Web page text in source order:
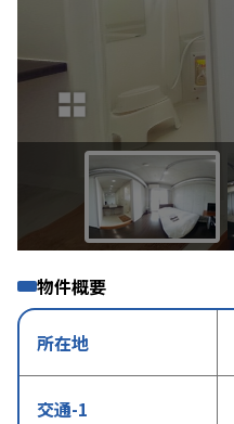
物件概要
所在地
交通-1